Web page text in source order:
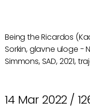
Being the Ricardos
Sorkin, glavne uloge -
Simmons, SAD, 2021,
14 Mar 2022 /